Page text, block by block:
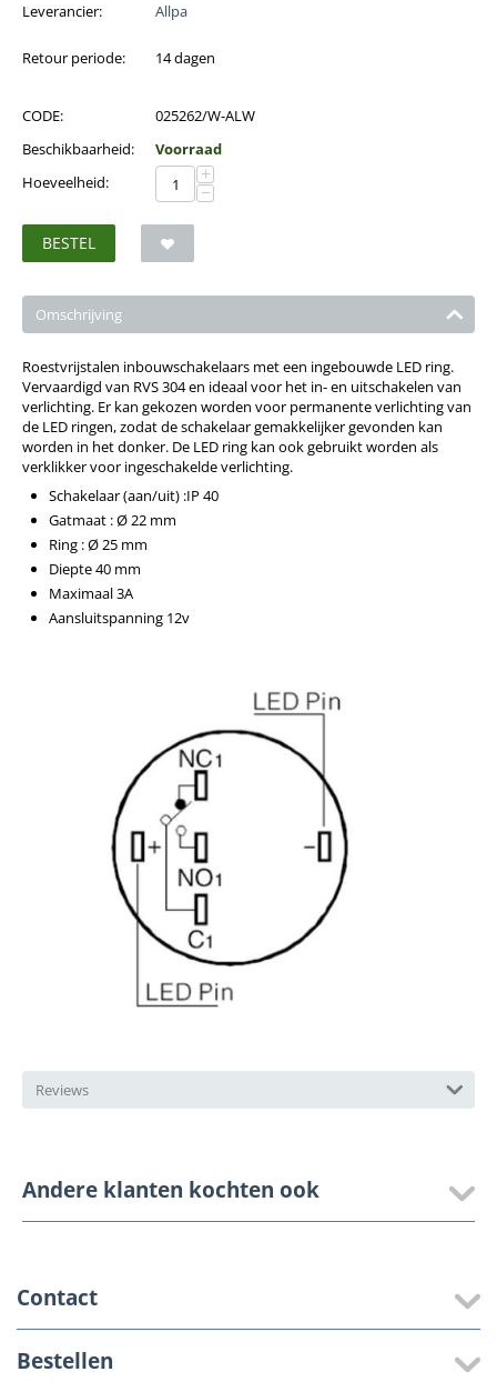
Leverancier: Allpa
Retour periode: 14 dagen
CODE:
025262/W-ALW
Beschikbaarheid:
Voorraad
Hoeveelheid:
+
−
BESTEL
Omschrijving
Roestvrijstalen inbouwschakelaars met een ingebouwde LED ring.
Vervaardigd van RVS 304 en ideaal voor het in- en uitschakelen van
verlichting. Er kan gekozen worden voor permanente verlichting van
de LED ringen, zodat de schakelaar gemakkelijker gevonden kan
worden in het donker. De LED ring kan ook gebruikt worden als
verklikker voor ingeschakelde verlichting.
Schakelaar (aan/uit) :IP 40
Gatmaat : Ø 22 mm
Ring : Ø 25 mm
Diepte 40 mm
Maximaal 3A
Aansluitspanning 12v
Reviews
Andere klanten kochten ook
Contact
Bestellen